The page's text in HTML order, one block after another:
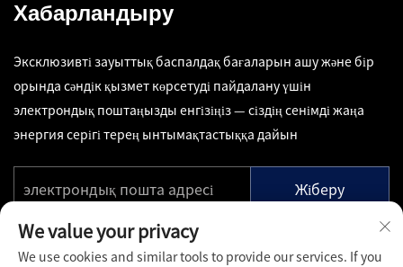
Хабарландыру
Эксклюзивті зауыттық баспалдақ бағаларын ашу және бір
орында сәндік қызмет көрсетуді пайдалану үшін
электрондық поштаңызды енгізіңіз — сіздің сенімді жаңа
энергия серігі терең ынтымақтастыққа дайын
Жіберу
We value your privacy
We use cookies and similar tools to provide our services. If you